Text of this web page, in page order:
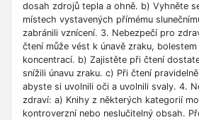
dosah zdrojů tepla a ohně. b) Vyhněte
místech vystavených přímému
zabránili vznícení. 3. Nebezpečí pro
čtení může vést k únavě zraku,
koncentrací. b) Zajistěte při čtení
snížili únavu zraku. c) Při čtení
abyste si uvolnili oči a uvolnili svaly. 4.
zdraví: a) Knihy z některých kategorií
kontroverzní nebo neslučitelný obsah.